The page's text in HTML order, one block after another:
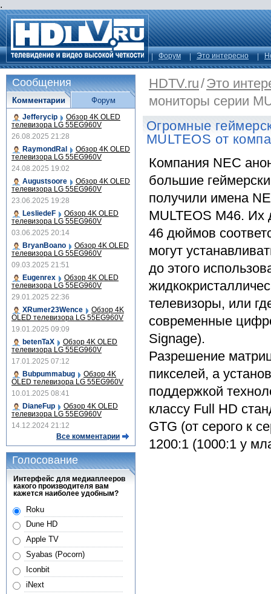
.
Форум Это интересно
HDTV.ru/Это
мониторы серии
Огромные
MULTEOS от
Компания NEC
большие
получили имена
MULTEOS M46. Их
46 дюймов
могут
до этого
телевизоры, или
современные
Signage).
Разрешение
пикселей, а
поддержкой
классу Full HD
GTG (от серого к
1200:1 (1000:1 у
Сообщения
Комментарии
Jefferycip Обзор 4K OLED
телевизора LG 55EG960V
26.08.2025 21:28
RaymondRal
Обзор 4K OLED
телевизора LG 55EG960V
24.08.2025 19:02
Augustsoore
Обзор 4K OLED
телевизора LG 55EG960V
23.06.2025 19:28
LesliedeF
Обзор 4K OLED
телевизора LG 55EG960V
03.06.2025 20:14
BryanBoano
Обзор 4K OLED
телевизора LG 55EG960V
09.03.2025 21:51
Eugenrex
Обзор 4K OLED
телевизора LG 55EG960V
29.01.2025 22:36
XRumer23Wence
Обзор 4K
OLED телевизора LG 55EG960V
19.01.2025 09:09
betenTaX
Обзор 4K OLED
телевизора LG 55EG960V
17.01.2025 07:12
Bubpummabug
Обзор 4K
OLED телевизора LG 55EG960V
10.01.2025 08:41
DianeFup
Обзор 4K OLED
телевизора LG 55EG960V
14.12.2024 21:12
Все комментарии
Форум
Голосование
Интерфейс для медиаплееров
какого производителя вам
кажется наиболее удобным?
Roku
Dune HD
Apple TV
Syabas (Pocorn)
Iconbit
iNext